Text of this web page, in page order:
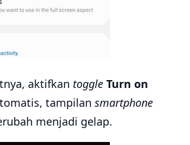
aktifkan toggle Turn on
tampilan smartphone
menjadi gelap.